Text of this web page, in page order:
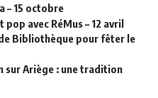
– 15 octobre
avec RéMus – 12 avril
Bibliothèque pour fêter le
sur Ariège : une tradition